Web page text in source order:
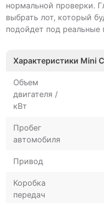
нормальной проверки.
выбрать лот, который
подойдет под реальные
Характеристики Mini
Объем
двигателя /
кВт
Пробег
автомобиля
Привод
Коробка
передач